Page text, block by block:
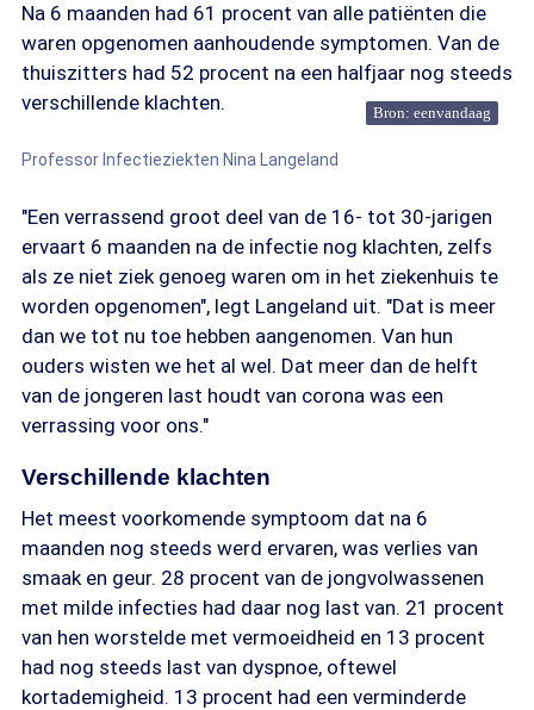
Na 6 maanden had 61 procent van alle patiënten die
waren opgenomen aanhoudende symptomen. Van de
thuiszitters had 52 procent na een halfjaar nog steeds
verschillende klachten.
Bron: eenvandaag
Professor Infectieziekten Nina Langeland
"Een verrassend groot deel van de 16- tot 30-jarigen
ervaart 6 maanden na de infectie nog klachten, zelfs
als ze niet ziek genoeg waren om in het ziekenhuis te
worden opgenomen", legt Langeland uit. "Dat is meer
dan we tot nu toe hebben aangenomen. Van hun
ouders wisten we het al wel. Dat meer dan de helft
van de jongeren last houdt van corona was een
verrassing voor ons."
Verschillende klachten
Het meest voorkomende symptoom dat na 6
maanden nog steeds werd ervaren, was verlies van
smaak en geur. 28 procent van de jongvolwassenen
met milde infecties had daar nog last van. 21 procent
van hen worstelde met vermoeidheid en 13 procent
had nog steeds last van dyspnoe, oftewel
kortademigheid. 13 procent had een verminderde